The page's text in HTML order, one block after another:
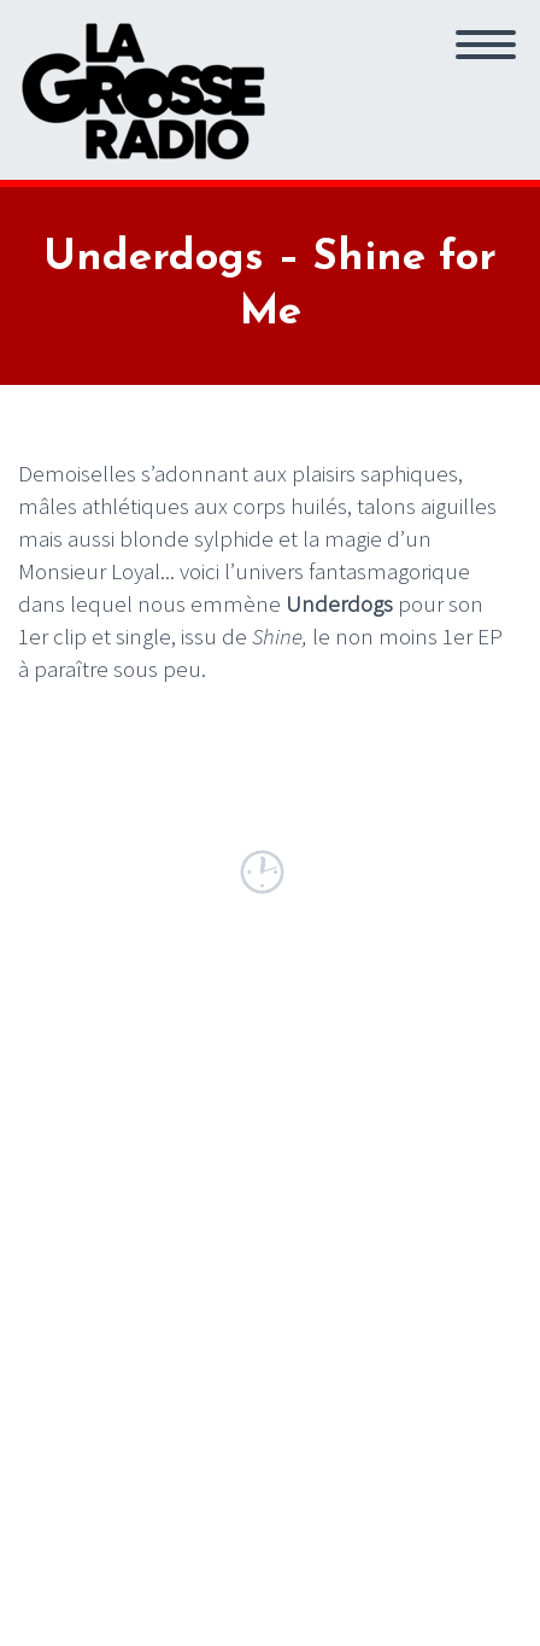
Underdogs – Shine for
Me
Demoiselles s’adonnant aux plaisirs saphiques,
mâles athlétiques aux corps huilés, talons aiguilles
mais aussi blonde sylphide et la magie d’un
Monsieur Loyal... voici l’univers fantasmagorique
dans lequel nous emmène Underdogs pour son
1er clip et single, issu de Shine, le non moins 1er EP
à paraître sous peu.